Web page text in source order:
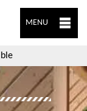
MENU